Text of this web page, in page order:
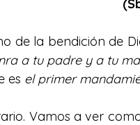
de la bendición de
a tu padre y a tu
es el primer
Vamos a ver